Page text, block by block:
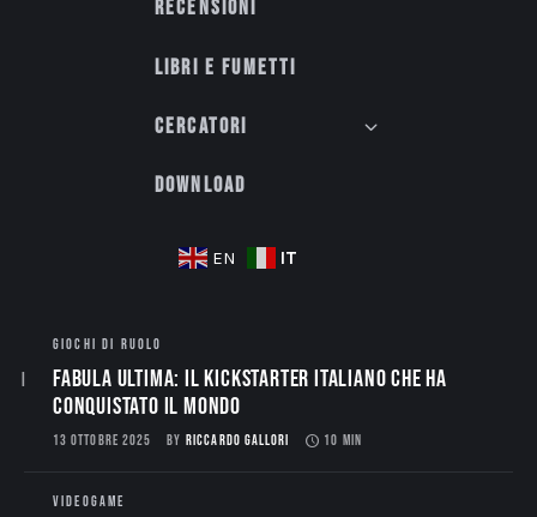
Recensioni
Libri e fumetti
Cercatori
Download
EN IT
GIOCHI DI RUOLO
Fabula Ultima: il Kickstarter italiano che ha
conquistato il mondo
13 OTTOBRE 2025 BY RICCARDO GALLORI 10 MIN
VIDEOGAME